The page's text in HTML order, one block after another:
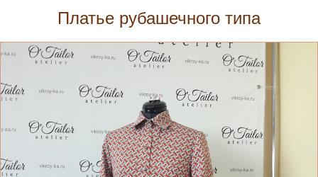
Платье рубашечного типа